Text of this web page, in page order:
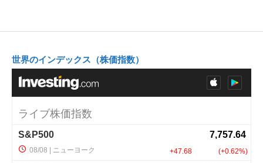
世界のインデックス（株価指数）